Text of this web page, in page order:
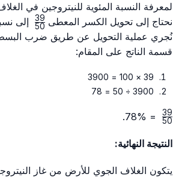
لمعرفة النسبة المئوية للنيتروجين في
نحتاج إلى تحويل الكسر المعطى
{50}
50
39
إلى
قسمة الناتج على المقام:
39 × 100 = 3900
3900 ÷ 50 = 78
\frac{39}50
39
= 78%.
النتيجة النهائية: